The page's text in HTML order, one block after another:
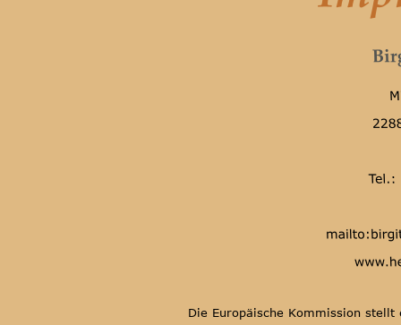
Die Europäische Kommission